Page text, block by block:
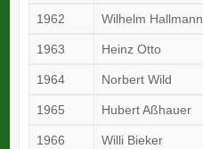
1962 Wilhelm Hallmann
1963 Heinz Otto
1964 Norbert Wild
1965 Hubert Aßhauer
1966 Willi Bieker